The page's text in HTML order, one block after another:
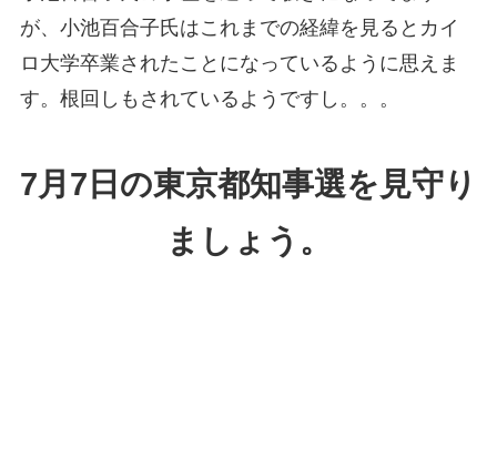
が、小池百合子氏はこれまでの経緯を見るとカイ
ロ大学卒業されたことになっているように思えま
す。根回しもされているようですし。。。
7月7日の東京都知事選を見守り
ましょう。